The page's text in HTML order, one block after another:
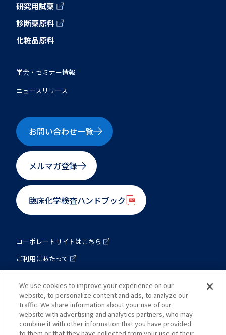
研究用試薬
診断薬原料
化粧品原料
学会・セミナー情報
ニュースリリース
お問い合わせ一覧
メルマガ登録
臨床化学検査ハンドブック
コーポレートサイトはこちら
ご利用にあたって
東洋紡 バイオ事業総括部
We use cookies to improve your experience on our
website, to personalize content and ads, to analyze our
traffic. We share information about your use of our
website with advertising and analytics partners, who may
combine it with other information that you have provided